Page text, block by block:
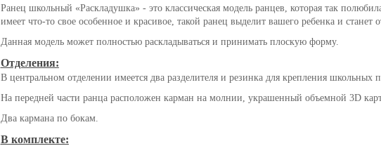
Ранец школьный «Раскладушка» - это классическая модель ранцев, которая так
имеет что-то свое особенное и красивое, такой ранец выделит вашего ребенка и
Данная модель может полностью раскладываться и принимать плоскую форму.
Отделения:
В центральном отделении имеется два разделителя и резинка для крепления школьных
На передней части ранца расположен карман на молнии, украшенный объемной 3D
Два кармана по бокам.
В комплекте: